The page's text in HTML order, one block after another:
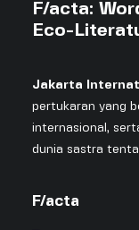
F/acta:
Eco-
Jakarta
pertukaran yang
internasional,
dunia sastra
F/acta